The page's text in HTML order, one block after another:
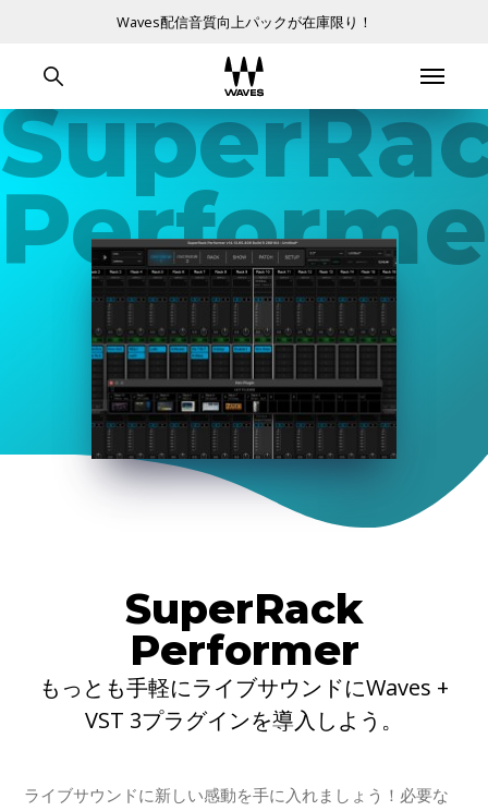
Waves配信音質向上パックが在庫限り！
SuperRack
Performer
もっとも手軽にライブサウンドにWaves +
VST 3プラグインを導入しよう。
ライブサウンドに新しい感動を手に入れましょう！必要な